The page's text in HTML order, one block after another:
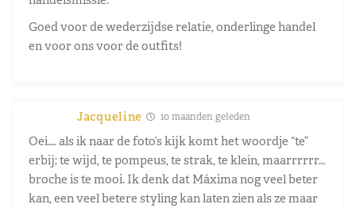
Goed voor de wederzijdse relatie, onderlinge handel
en voor ons voor de outfits!
Jacqueline 10 maanden geleden
Oei…. als ik naar de foto’s kijk komt het woordje “te”
erbij; te wijd, te pompeus, te strak, te klein, maarrrrrr…
broche is te mooi. Ik denk dat Máxima nog veel beter
kan, een veel betere styling kan laten zien als ze maar